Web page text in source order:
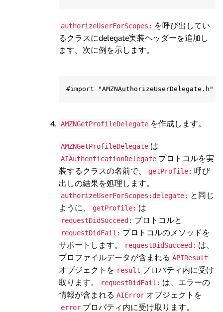
authorizeUserForScopes: を呼び出してい
るクラスにdelegate実装ヘッダーを追加し
ます。次に例を示します。
AMZNGetProfileDelegate を作成します。
AMZNGetProfileDelegate は
AIAuthenticationDelegate プロトコルを実
装するクラスの名前で、
getProfile: 呼び
出しの結果を処理します。
authorizeUserForScopes:delegate: と同じ
ように、
getProfile: は
requestDidSucceed: プロトコルと
requestDidFail: プロトコルのメソッドを
サポートします。
requestDidSucceed: は、
プロファイルデータが含まれる APIResult
オブジェクトを result プロパティ内に受け
取ります。
requestDidFail: は、エラーの
情報が含まれる AIError オブジェクトを
error プロパティ内に受け取ります。